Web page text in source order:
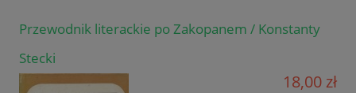
Przewodnik literackie po Zakopanem / Konstanty
Stecki
18,00 zł